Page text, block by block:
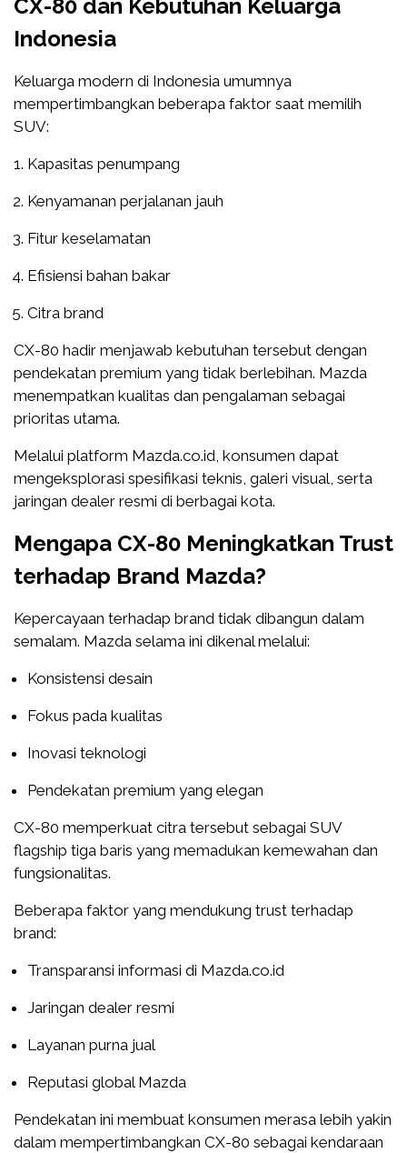
CX-80 dan Kebutuhan Keluarga
Indonesia
Keluarga modern di Indonesia umumnya
mempertimbangkan beberapa faktor saat memilih
SUV:
Kapasitas penumpang
Kenyamanan perjalanan jauh
Fitur keselamatan
Efisiensi bahan bakar
Citra brand
CX-80 hadir menjawab kebutuhan tersebut dengan
pendekatan premium yang tidak berlebihan. Mazda
menempatkan kualitas dan pengalaman sebagai
prioritas utama.
Melalui platform Mazda.co.id, konsumen dapat
mengeksplorasi spesifikasi teknis, galeri visual, serta
jaringan dealer resmi di berbagai kota.
Mengapa CX-80 Meningkatkan Trust
terhadap Brand Mazda?
Kepercayaan terhadap brand tidak dibangun dalam
semalam. Mazda selama ini dikenal melalui:
Konsistensi desain
Fokus pada kualitas
Inovasi teknologi
Pendekatan premium yang elegan
CX-80 memperkuat citra tersebut sebagai SUV
flagship tiga baris yang memadukan kemewahan dan
fungsionalitas.
Beberapa faktor yang mendukung trust terhadap
brand:
Transparansi informasi di Mazda.co.id
Jaringan dealer resmi
Layanan purna jual
Reputasi global Mazda
Pendekatan ini membuat konsumen merasa lebih yakin
dalam mempertimbangkan CX-80 sebagai kendaraan